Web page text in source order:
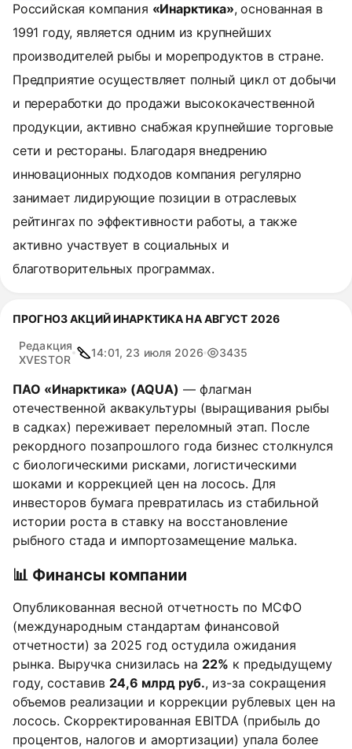
Российская компания «Инарктика», основанная в
1991 году, является одним из крупнейших
производителей рыбы и морепродуктов в стране.
Предприятие осуществляет полный цикл от добычи
и переработки до продажи высококачественной
продукции, активно снабжая крупнейшие торговые
сети и рестораны. Благодаря внедрению
инновационных подходов компания регулярно
занимает лидирующие позиции в отраслевых
рейтингах по эффективности работы, а также
активно участвует в социальных и
благотворительных программах.
ПРОГНОЗ АКЦИЙ ИНАРКТИКА НА АВГУСТ 2026
Редакция
XVESTOR
14:01, 23 июля 2026 3435
ПАО «Инарктика» (AQUA) — флагман
отечественной аквакультуры (выращивания рыбы
в садках) переживает переломный этап. После
рекордного позапрошлого года бизнес столкнулся
с биологическими рисками, логистическими
шоками и коррекцией цен на лосось. Для
инвесторов бумага превратилась из стабильной
истории роста в ставку на восстановление
рыбного стада и импортозамещение малька.
📊 Финансы компании
Опубликованная весной отчетность по МСФО
(международным стандартам финансовой
отчетности) за 2025 год остудила ожидания
рынка. Выручка снизилась на 22% к предыдущему
году, составив 24,6 млрд руб., из-за сокращения
объемов реализации и коррекции рублевых цен на
лосось. Скорректированная EBITDA (прибыль до
процентов, налогов и амортизации) упала более